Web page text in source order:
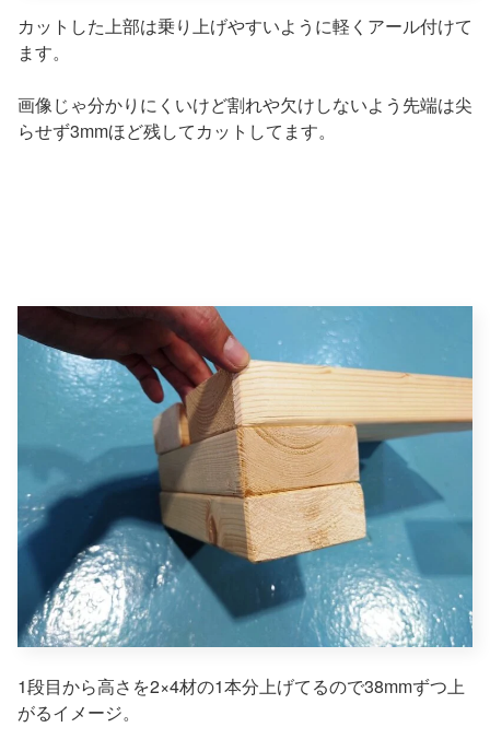
カットした上部は乗り上げやすいように軽くアール付けて
ます。
画像じゃ分かりにくいけど割れや欠けしないよう先端は尖
らせず3mmほど残してカットしてます。
1段目から高さを2×4材の1本分上げてるので38mmずつ上
がるイメージ。